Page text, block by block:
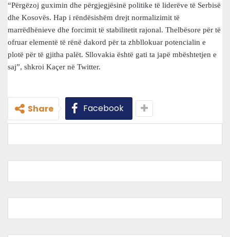
“Përgëzoj guximin dhe përgjegjësinë politike të liderëve të Serbisë
dhe Kosovës. Hap i rëndësishëm drejt normalizimit të
marrëdhënieve dhe forcimit të stabilitetit rajonal. Thelbësore për të
ofruar elementë të rënë dakord për ta zhbllokuar potencialin e
plotë për të gjitha palët. Sllovakia është gati ta japë mbështetjen e
saj”, shkroi Kaçer në Twitter.
Share Facebook